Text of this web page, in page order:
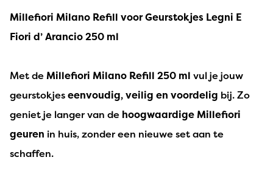
Millefiori Milano Refill voor Geurstokjes Legni E
Fiori d’ Arancio 250 ml
Met de Millefiori Milano Refill 250 ml vul je jouw
geurstokjeseenvoudig, veilig en voordelig bij. Zo
geniet je langer van de hoogwaardige Millefiori
geuren in huis, zonder een nieuwe set aan te
schaffen.